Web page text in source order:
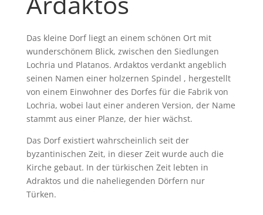
Das kleine Dorf liegt an einem schönen Ort mit
wunderschönem Blick, zwischen den Siedlungen
Lochria und Platanos. Ardaktos verdankt angeblich
seinen Namen einer holzernen Spindel , hergestellt
von einem Einwohner des Dorfes für die Fabrik von
Lochria, wobei laut einer anderen Version, der Name
stammt aus einer Planze, der hier wächst.
Das Dorf existiert wahrscheinlich seit der
byzantinischen Zeit, in dieser Zeit wurde auch die
Kirche gebaut. In der türkischen Zeit lebten in
Adraktos und die naheliegenden Dörfern nur
Türken.